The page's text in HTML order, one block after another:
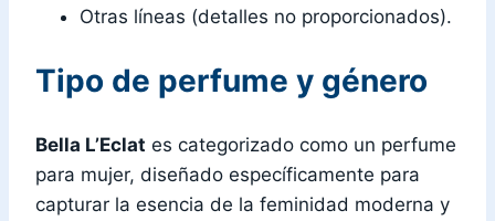
Otras líneas (detalles no proporcionados).
Tipo de perfume y género
Bella L’Eclat es categorizado como un perfume
para mujer, diseñado específicamente para
capturar la esencia de la feminidad moderna y